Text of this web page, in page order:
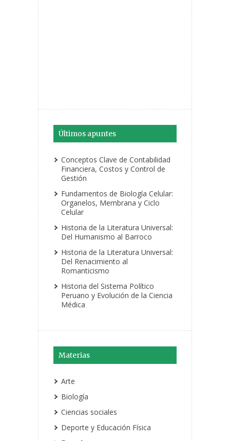
Últimos apuntes
Conceptos Clave de Contabilidad
Financiera, Costos y Control de
Gestión
Fundamentos de Biología Celular:
Organelos, Membrana y Ciclo
Celular
Historia de la Literatura Universal:
Del Humanismo al Barroco
Historia de la Literatura Universal:
Del Renacimiento al
Romanticismo
Historia del Sistema Político
Peruano y Evolución de la Ciencia
Médica
Materias
Arte
Biología
Ciencias sociales
Deporte y Educación Física